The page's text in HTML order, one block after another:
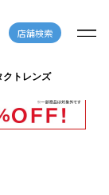
店舗検索
クトレンズ